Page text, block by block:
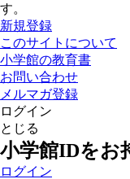
す。
新規登録
このサイトについて
小学館の教育書
お問い合わせ
メルマガ登録
ログイン
とじる
小学館IDをお
ログイン